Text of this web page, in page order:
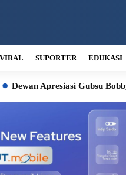
SUPORTER EDUKASI
Apresiasi Gubsu Bobby